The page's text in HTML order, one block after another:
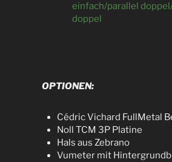
einfach/parallel
doppel
OPTIONEN:
Cédric Vichard FullMetal
Noll TCM 3P Platine
Hals aus Zebrano
Vumeter mit